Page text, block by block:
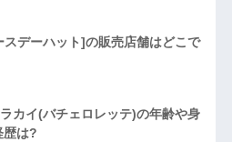
デーハット]の販売店舗はどこで
カイ(バチェロレッテ)の年齢や身
歴は?